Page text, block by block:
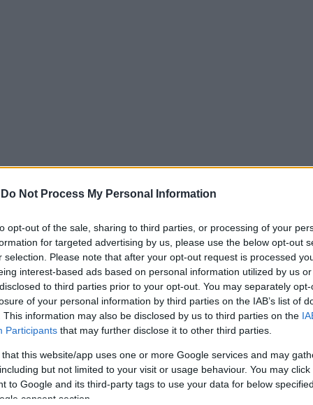
Do Not Process My Personal Information
opt-out of the sale, sharing to third parties, or processing of your
for targeted advertising by us, please use the below opt-out
selection. Please note that after your opt-out request is processed
interest-based ads based on personal information utilized by us
to third parties prior to your opt-out. You may separately
of your personal information by third parties on the IAB’s list of
This information may also be disclosed by us to third parties on the
Participants that may further disclose it to other third parties.
that this website/app uses one or more Google services and may
but not limited to your visit or usage behaviour. You may
to Google and its third-party tags to use your data for below
consent section.
βαθιά έρευνα για ένα τραγικό γεγονός, τον αιφνίδιο
της 5ης Αυγούστου 2023, το κατά τα άλλα υγιές και
στην Αμαλιάδα. Η μητέρα του μικρού Παναγιώτη,
από το νοσοκομείο της πόλης, ενώ οι γιατροί
βρεφών, σε διάστημα δεκαπέντε μηνών,
λογική. Μια γυναίκα που κουβαλά τον δικό της θρήνο
2 μηνών, ήταν παρούσα και στην νέα απώλεια παιδιού.
φίλη και συγκάτοικο της μητέρας το τελευταίο χρόνο.
παιδιών της είχαν ήδη απασχολήσει έντονα την κοινή
που τον πρόσεχε την έφερε στο μάτι του κυκλώνα για